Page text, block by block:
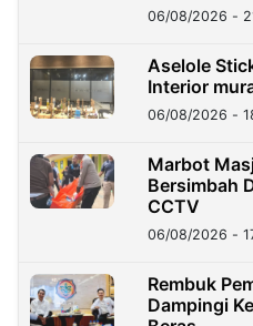
06/08/2026 -
Aselole
Interior
06/08/2026 -
Marbot
Bersimbah
CCTV
06/08/2026 -
Rembuk
Dampingi